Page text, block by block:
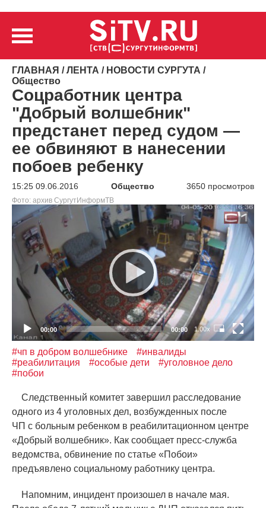
ГЛАВНАЯ /ЛЕНТА / НОВОСТИ СУРГУТА /
Общество
Соцработник центра
"Добрый волшебник"
предстанет перед судом —
ее обвиняют в нанесении
побоев ребенку
15:25 09.06.2016 Общество 3650 просмотров
Фото: архив СургутИнформТВ
Видеоплеер
00:00 00:00 1.00x
#чп в добром волшебнике
#инвалиды
#реабилитация
#особые дети
#уголовное дело
#побои
Следственный комитет завершил расследование
одного из 4 уголовных дел, возбужденных после
ЧП с больным ребенком в реабилитационном центре
«Добрый волшебник». Как сообщает пресс-служба
ведомства, обвинение по статье «Побои»
предъявлено социальному работнику центра.
Напомним, инцидент произошел в начале мая.